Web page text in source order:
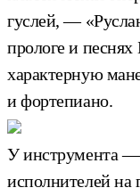
гуслей, —
прологе и песнях
характерную
и фортепиано.
У инструмента —
исполнителей на